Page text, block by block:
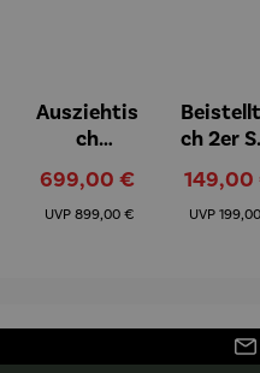
Ausziehtis
ch
m – Valor
Verkaufspreis:
699,00 €
UVP Regulärer Preis:
899,00 €
ch 2er
149,00
UVP